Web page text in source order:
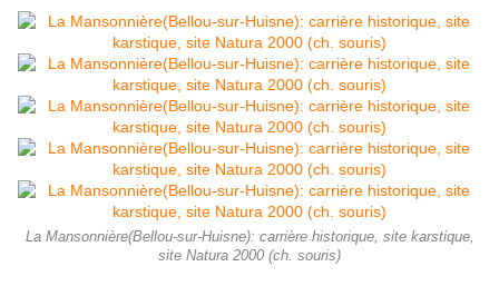
La Mansonnière(Bellou-sur-Huisne): carrière historique, site karstique,
site Natura 2000 (ch. souris)